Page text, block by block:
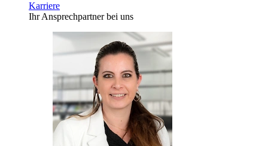
Karriere
Ihr Ansprechpartner bei uns